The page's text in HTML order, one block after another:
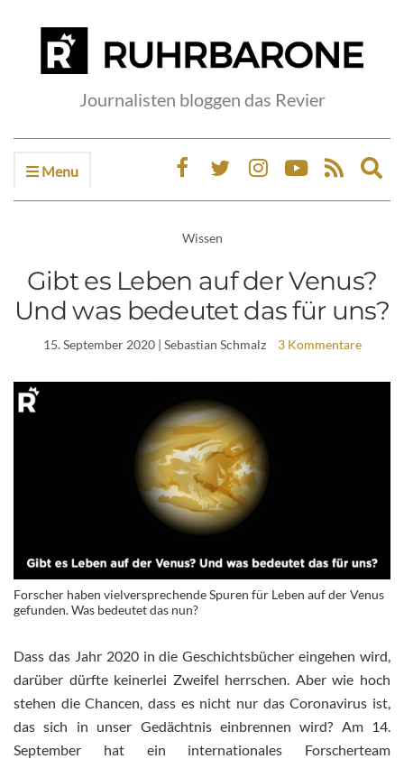
Journalisten bloggen das Revier
Menu
Wissen
Gibt es Leben auf der Venus?
Und was bedeutet das für uns?
15. September 2020| Sebastian Schmalz 3 Kommentare
Forscher haben vielversprechende Spuren für Leben auf der Venus
gefunden. Was bedeutet das nun?
Dass das Jahr 2020 in die Geschichtsbücher eingehen wird,
darüber dürfte keinerlei Zweifel herrschen. Aber wie hoch
stehen die Chancen, dass es nicht nur das Coronavirus ist,
das sich in unser Gedächtnis einbrennen wird? Am 14.
September hat ein internationales Forscherteam